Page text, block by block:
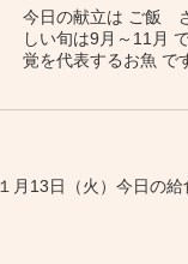
今日の献立は ご飯
しい旬は9月～11月​
覚を代表するお魚 で
１月13日（火）今日の給